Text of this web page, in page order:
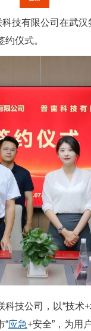
技有限公司在武汉
仪式。
技公司，以“技术
“应急+安全”，为用